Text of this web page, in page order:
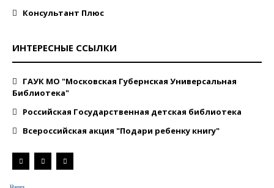
Консультант Плюс
ИНТЕРЕСНЫЕ ССЫЛКИ
ГАУК МО "Московская Губернская Универсальная
Библиотека"
Российская Государственная детская библиотека
Всероссийская акция "Подари ребенку книгу"